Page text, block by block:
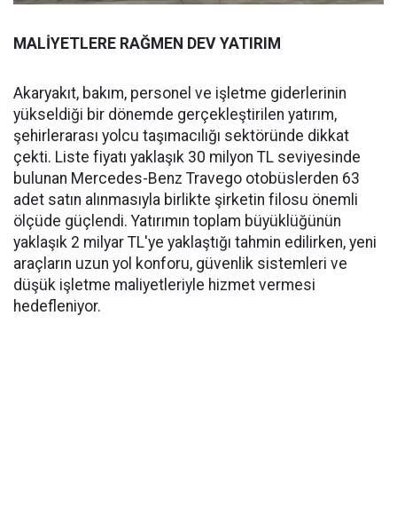
MALİYETLERE RAĞMEN DEV YATIRIM
Akaryakıt, bakım, personel ve işletme giderlerinin
yükseldiği bir dönemde gerçekleştirilen yatırım,
şehirlerarası yolcu taşımacılığı sektöründe dikkat
çekti. Liste fiyatı yaklaşık 30 milyon TL seviyesinde
bulunan Mercedes-Benz Travego otobüslerden 63
adet satın alınmasıyla birlikte şirketin filosu önemli
ölçüde güçlendi. Yatırımın toplam büyüklüğünün
yaklaşık 2 milyar TL'ye yaklaştığı tahmin edilirken, yeni
araçların uzun yol konforu, güvenlik sistemleri ve
düşük işletme maliyetleriyle hizmet vermesi
hedefleniyor.